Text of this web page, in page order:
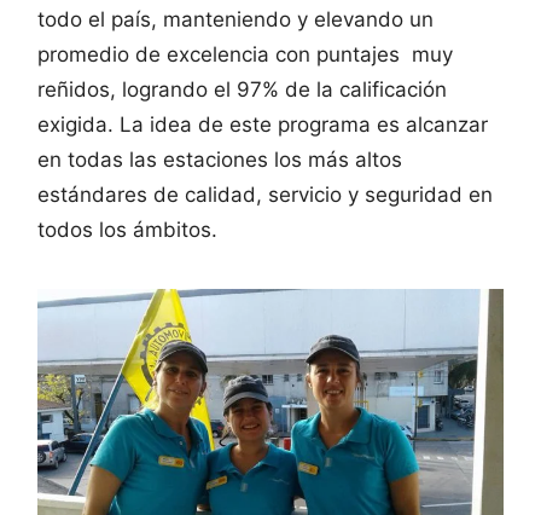
todo el país, manteniendo y elevando un
promedio de excelencia con puntajes muy
reñidos, logrando el 97% de la calificación
exigida. La idea de este programa es alcanzar
en todas las estaciones los más altos
estándares de calidad, servicio y seguridad en
todos los ámbitos.